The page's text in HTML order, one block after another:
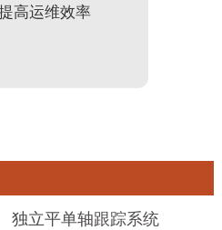
高运维效率
独立平单轴跟踪系统